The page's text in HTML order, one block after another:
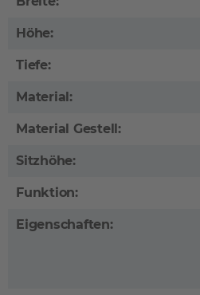
Höhe:
Tiefe:
Material:
Material Gestell:
Sitzhöhe:
Funktion:
Eigenschaften: